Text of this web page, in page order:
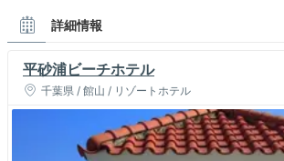
詳細情報
平砂浦ビーチホテル
千葉県 / 館山 / リゾートホテル